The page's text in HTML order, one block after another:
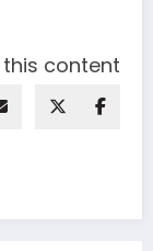
content: